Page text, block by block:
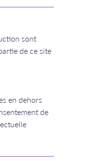
sont
de ce site
en dehors
de